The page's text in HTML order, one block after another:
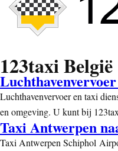
123taxi België
Luchthavenvervoer en taxi
en omgeving. U kunt bij
Taxi Antwerpen
Taxi Antwerpen Schiphol